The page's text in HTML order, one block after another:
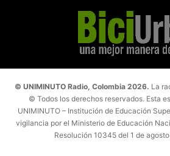
© UNIMINUTO Radio, Colombia 2026. La
© Todos los derechos reservados. Esta
UNIMINUTO – Institución de Educación
vigilancia por el Ministerio de Educación
Resolución 10345 del 1 de